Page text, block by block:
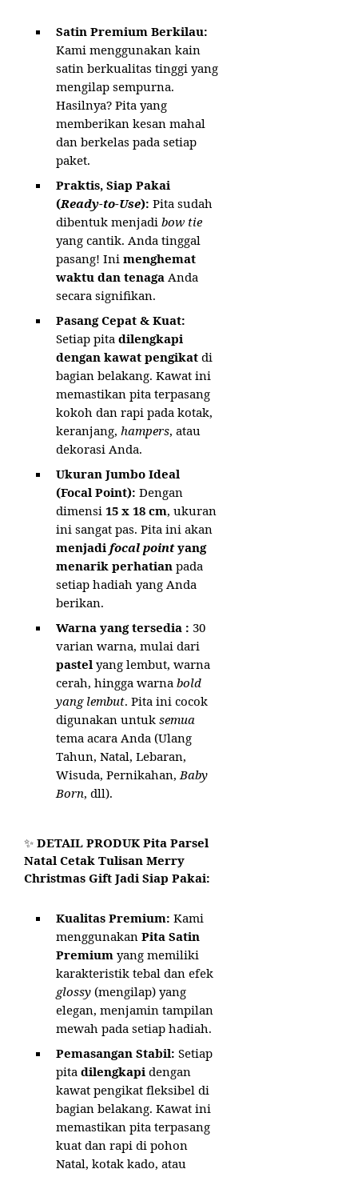
Satin Premium Berkilau:
Kami menggunakan kain
satin berkualitas tinggi yang
mengilap sempurna.
Hasilnya? Pita yang
memberikan kesan mahal
dan berkelas pada setiap
paket.
Praktis, Siap Pakai
(Ready-to-Use): Pita sudah
dibentuk menjadi bow tie
yang cantik. Anda tinggal
pasang! Ini menghemat
waktu dan tenaga Anda
secara signifikan.
Pasang Cepat & Kuat:
Setiap pita dilengkapi
dengan kawat pengikat di
bagian belakang. Kawat ini
memastikan pita terpasang
kokoh dan rapi pada kotak,
keranjang, hampers, atau
dekorasi Anda.
Ukuran Jumbo Ideal
(Focal Point): Dengan
dimensi 15 x 18 cm, ukuran
ini sangat pas. Pita ini akan
menjadi focal pointyang
menarik perhatian pada
setiap hadiah yang Anda
berikan.
Warna yang tersedia : 30
varian warna, mulai dari
pastel yang lembut, warna
cerah, hingga warna bold
yang lembut. Pita ini cocok
digunakan untuk semua
tema acara Anda (Ulang
Tahun, Natal, Lebaran,
Wisuda, Pernikahan, Baby
Born, dll).
✨ DETAIL PRODUK Pita Parsel
Natal Cetak Tulisan Merry
Christmas Gift Jadi Siap Pakai:
Kualitas Premium: Kami
menggunakan Pita Satin
Premium yang memiliki
karakteristik tebal dan efek
glossy (mengilap) yang
elegan, menjamin tampilan
mewah pada setiap hadiah.
Pemasangan Stabil: Setiap
pita dilengkapi dengan
kawat pengikat fleksibel di
bagian belakang. Kawat ini
memastikan pita terpasang
kuat dan rapi di pohon
Natal, kotak kado, atau